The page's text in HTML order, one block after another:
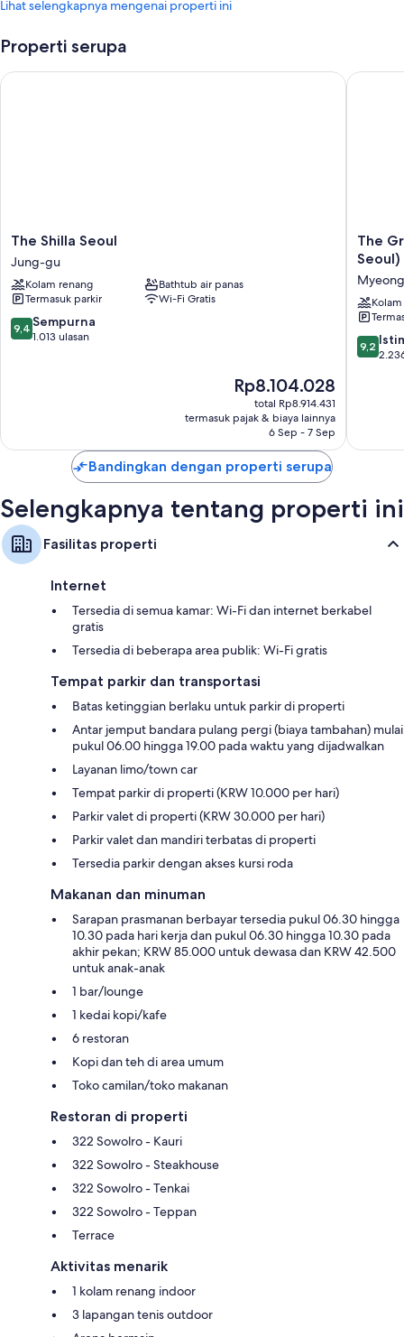
Lihat selengkapnya mengenai properti ini
Properti serupa
The
Shilla
Seoul
Jung-
gu
The Shilla Seoul
Jung-gu
Kolam renang
Bathtub air panas
Termasuk parkir
Wi-Fi Gratis
9.4
dari
9,4 Sempurna
1.013 ulasan
Harga
sekarang
Rp8.104.028
Rp8.104.028
total Rp8.914.431
termasuk pajak & biaya lainnya
6 Sep - 7 Sep
The Shilla Seoul
The
Grand
Seoul
Lotte
Hotel
Seoul)
The
Seoul)
9.2
dari
9,2
The
Bandingkan dengan properti serupa
Selengkapnya tentang properti ini
Fasilitas properti
Internet
Tersedia di semua kamar: Wi-Fi dan internet berkabel
gratis
Tersedia di beberapa area publik: Wi-Fi gratis
Tempat parkir dan transportasi
Batas ketinggian berlaku untuk parkir di properti
Antar jemput bandara pulang pergi (biaya tambahan) mulai
pukul 06.00 hingga 19.00 pada waktu yang dijadwalkan
Layanan limo/town car
Tempat parkir di properti (KRW 10.000 per hari)
Parkir valet di properti (KRW 30.000 per hari)
Parkir valet dan mandiri terbatas di properti
Tersedia parkir dengan akses kursi roda
Makanan dan minuman
Sarapan prasmanan berbayar tersedia pukul 06.30 hingga
10.30 pada hari kerja dan pukul 06.30 hingga 10.30 pada
akhir pekan; KRW 85.000 untuk dewasa dan KRW 42.500
untuk anak-anak
1 bar/lounge
1 kedai kopi/kafe
6 restoran
Kopi dan teh di area umum
Toko camilan/toko makanan
Restoran di properti
322 Sowolro - Kauri
322 Sowolro - Steakhouse
322 Sowolro - Tenkai
322 Sowolro - Teppan
Terrace
Aktivitas menarik
1 kolam renang indoor
3 lapangan tenis outdoor